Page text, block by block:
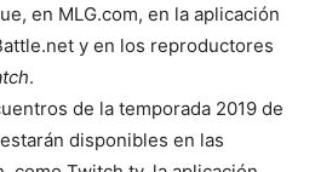
en MLG.com, en la aplicación
y en los reproductores
.
de la temporada 2019 de
disponibles en las